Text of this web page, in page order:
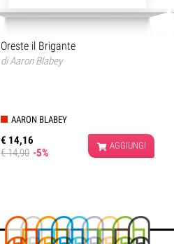
Oreste il Brigante
diAaron Blabey
AARON BLABEY
€ 14,16
€ 14,90 -5%
AGGIUNGI